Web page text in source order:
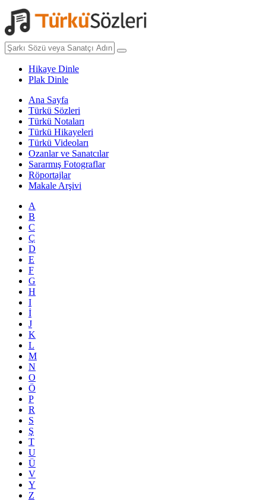
Hikaye Dinle
Plak Dinle
Ana Sayfa
Türkü Sözleri
Türkü Notaları
Türkü Hikayeleri
Türkü Videoları
Ozanlar ve Sanatcılar
Sararmış Fotograflar
Röportajlar
Makale Arşivi
A
B
C
Ç
D
E
F
G
H
I
İ
J
K
L
M
N
O
Ö
P
R
S
Ş
T
U
Ü
V
Y
Z